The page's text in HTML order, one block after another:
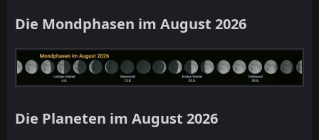
Die Mondphasen im August 2026
Die Planeten im August 2026